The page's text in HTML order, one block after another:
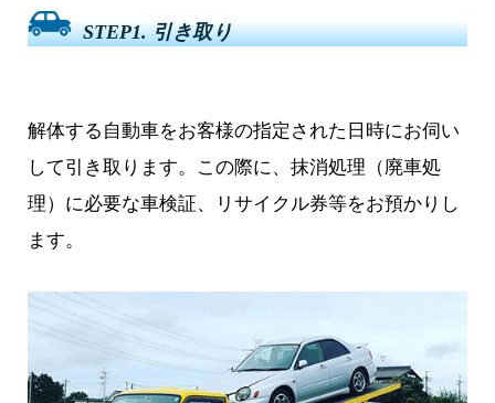
STEP1. 引き取り
解体する自動車をお客様の指定された日時にお伺い
して引き取ります。この際に、抹消処理（廃車処
理）に必要な車検証、リサイクル券等をお預かりし
ます。